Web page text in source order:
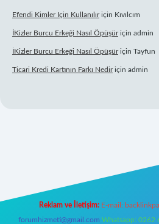
Efendi Kimler Için Kullanılıriçin Kıvılcım
İKizler Burcu Erkeği Nasıl Öpüşüriçin admin
İKizler Burcu Erkeği Nasıl Öpüşüriçin Tayfun
Ticari Kredi Kartının Farkı Nediriçin admin
Reklam ve İletişim: E-mail:
forumhizmeti@gmail.com Whatsapp: 0262